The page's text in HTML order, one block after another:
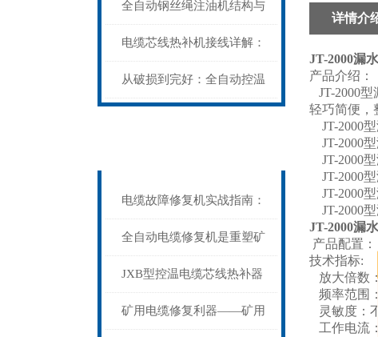
阻”到“波形特征”的精准诊
断逻辑
动电缆修复机的快速换型逻
辑
全自动钢丝绳注油机结构与
工作原理：揭秘高效润滑的
机械密码
电缆芯线热补机接线详解：
从入门到精通
从破损到完好：全自动控温
电缆故障修复机实战指南：
从“盲测”到“精确定点”的三
步作业法
全自动电缆修复机是重塑矿
山电力动脉的“智能外科医
生”
JXB型控温电缆芯线热补器
安装与接线：精准修复的工
矿用电缆修复利器——矿用
详情介
JT-2000漏
产品介绍：
JT-2000型
轻巧简便，
JT-2000
JT-2000
JT-2000
JT-2000
JT-2000
JT-2000
JT-2000漏
产品配置：
技术指标:
放大倍数
频率范围
灵敏度：
工作电流